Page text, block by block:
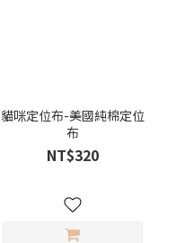
貓咪定位布-美國純棉定位
布
NT$320